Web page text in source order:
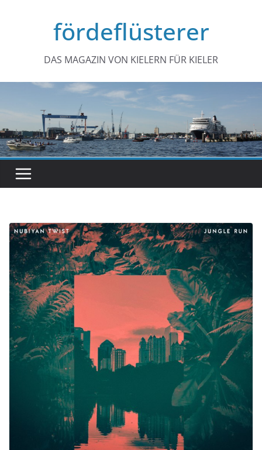
fördeflüsterer
DAS MAGAZIN VON KIELERN FÜR KIELER